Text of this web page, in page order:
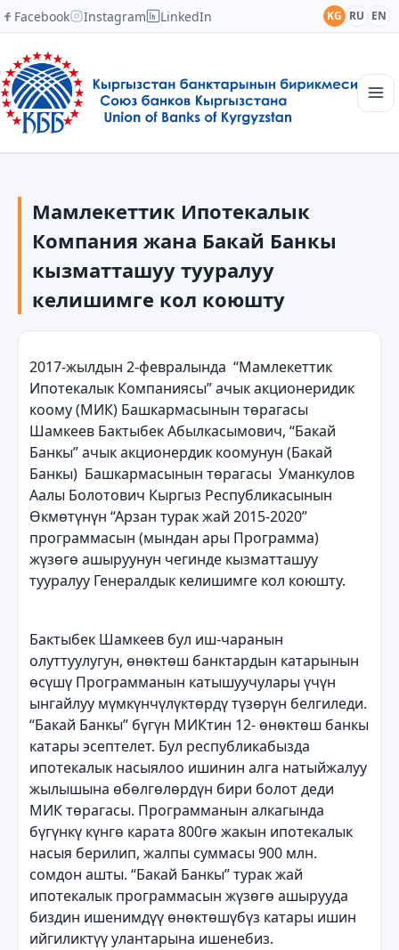
Facebook Instagram LinkedIn KG RU EN
Кабарлар
Академия
Мүчөлөр
Кызматташтык
Байланыш
Мамлекеттик Ипотекалык
Компания жана Бакай Банкы
кызматташуу тууралуу
келишимге кол коюшту
2017-жылдын 2-февралында “Мамлекеттик
Ипотекалык Компаниясы” ачык акционеридик
коому (МИК) Башкармасынын төрагасы
Шамкеев Бактыбек Абылкасымович, “Бакай
Банкы” ачык акционердик коомунун (Бакай
Банкы) Башкармасынын төрагасы Уманкулов
Аалы Болотович Кыргыз Республикасынын
Өкмөтүнүн “Арзан турак жай 2015-2020”
программасын (мындан ары Программа)
жүзөгө ашыруунун чегинде кызматташуу
тууралуу Генералдык келишимге кол коюшту.
Бактыбек Шамкеев бул иш-чаранын
олуттуулугун, өнөктөш банктардын катарынын
өсүшү Программанын катышуучулары үчүн
ынгайлуу мүмкүнчүлүктөрдү түзөрүн белгиледи.
“Бакай Банкы” бүгүн МИКтин 12- өнөктөш банкы
катары эсептелет. Бул республикабызда
ипотекалык насыялоо ишинин алга натыйжалуу
жылышына өбөлгөлөрдүн бири болот деди
МИК төрагасы. Программанын алкагында
бүгүнкү күнгө карата 800гө жакын ипотекалык
насыя берилип, жалпы суммасы 900 млн.
сомдон ашты. “Бакай Банкы” турак жай
ипотекалык программасын жүзөгө ашырууда
биздин ишенимдүү өнөктөшүбүз катары ишин
ийгиликтүү улантарына ишенебиз.